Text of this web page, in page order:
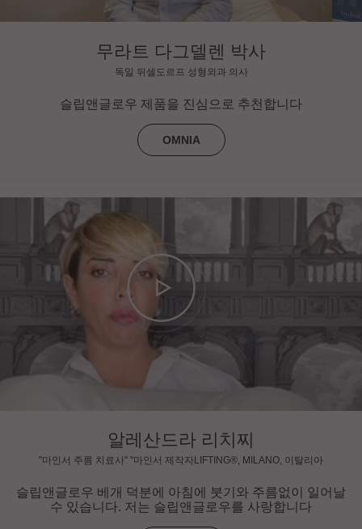
무라트 다그델렌 박사
독일 뒤셀도르프 성형외과 의사
슬립앤글로우 제품을 진심으로 추천합니다
OMNIA
알레산드라 리치찌
"마인서 주름 치료사" "마인서 제작자LIFTING®, MILANO, 이탈리아
슬립앤글로우 베개 덕분에 아침에 붓기와 주름없이 일어날
수 있습니다. 저는 슬립앤글로우를 사랑합니다